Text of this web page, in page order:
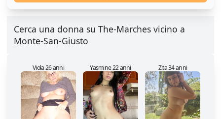
Cerca una donna su The-Marches vicino a
Monte-San-Giusto
Viola 26 anni Yasmine 22 anni Zita 34 anni